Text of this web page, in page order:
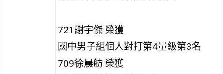
721謝宇傑 榮獲
國中男子組個人對打第4量級第3名
709徐晨舫 榮獲